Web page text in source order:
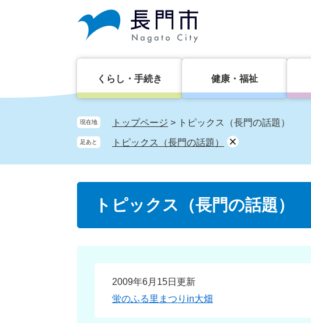
くらし・手続き 健康・福祉
現在地 トップページ > トピックス（長門の話題）
足あと トピックス（長門の話題）
トピックス（長門の話題）
2009年6月15日更新
蛍のふる里まつりin大畑